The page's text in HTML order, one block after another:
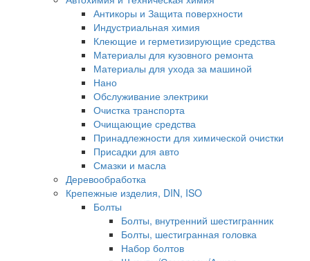
Антикоры и Защита поверхности
Индустриальная химия
Клеющие и герметизирующие средства
Материалы для кузовного ремонта
Материалы для ухода за машиной
Нано
Обслуживание электрики
Очистка транспорта
Очищающие средства
Принадлежности для химической очистки
Присадки для авто
Смазки и масла
Деревообработка
Крепежные изделия, DIN, ISO
Болты
Болты, внутренний шестигранник
Болты, шестигранная головка
Набор болтов